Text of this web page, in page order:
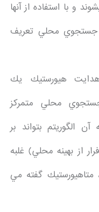
و با استفاده از آنها
جستجوي محلي تعريف
هدايت هيورستيك يك
محلي متمركز
الگوريتم بتواند بر
از بهينه محلي) غلبه
متاهيورستيك گفته مي